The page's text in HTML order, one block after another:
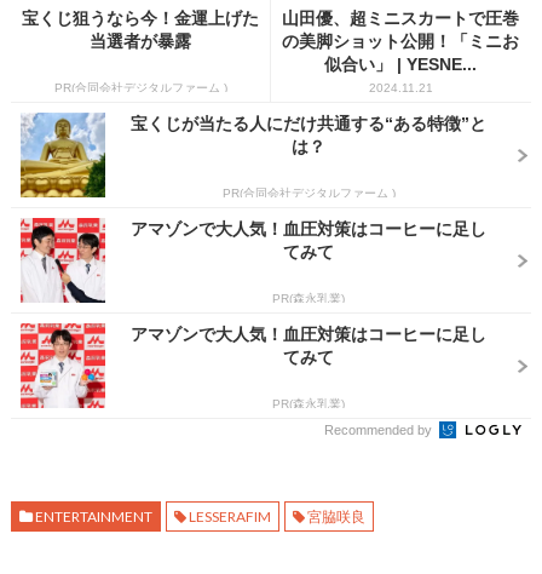
宝くじ狙うなら今！金運上げた
当選者が暴露
PR(合同会社デジタルファーム )
山田優、超ミニスカートで圧巻
の美脚ショット公開！「ミニお
似合い」 | YESNE...
2024.11.21
宝くじが当たる人にだけ共通する“ある特徴”と
は？
PR(合同会社デジタルファーム )
アマゾンで大人気！血圧対策はコーヒーに足し
てみて
PR(森永乳業)
アマゾンで大人気！血圧対策はコーヒーに足し
てみて
PR(森永乳業)
Recommended by
ENTERTAINMENT LESSERAFIM 宮脇咲良